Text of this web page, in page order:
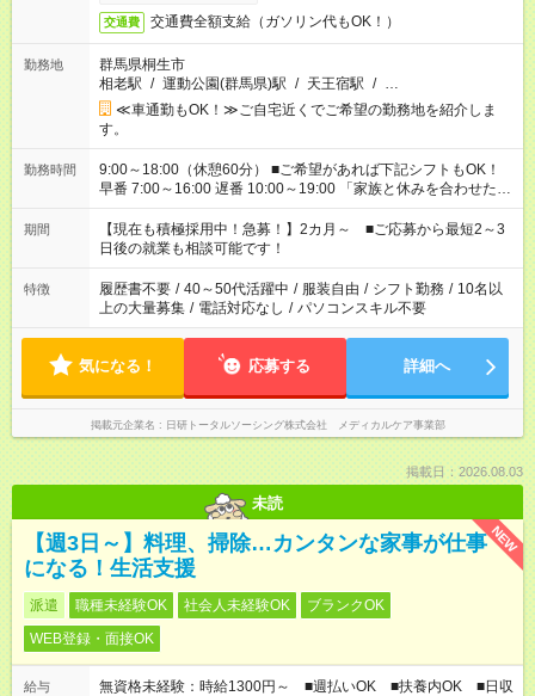
交通費 交通費全額支給（ガソリン代もOK！）
勤務地
群馬県桐生市
相老駅 / 運動公園(群馬県)駅 / 天王宿駅 / …
≪車通勤もOK！≫ご自宅近くでご希望の勤務地を紹介しま
す。
勤務時間
9:00～18:00（休憩60分） ■ご希望があれば下記シフトもOK！
早番 7:00～16:00 遅番 10:00～19:00 「家族と休みを合わせた
い」 「余裕を持って夕飯の準備がしたい」 「できれば残業はし
たくない」 など、ご希望を教えてくださいね。 ※Wワーク希望
の方へ 今ご覧のお仕事で希望する勤務時間と、もう1つのお仕事
の勤務時間。 合計で週40時間を超える場合は応募できません。
期間
【現在も積極採用中！急募！】2カ月～ ■ご応募から最短2～3
日後の就業も相談可能です！
特徴 履歴書不要 / 40～50代活躍中 / 服装自由 / シフト勤務 / 10名以
上の大量募集 / 電話対応なし / パソコンスキル不要
気になる！ 応募する 詳細へ
掲載元企業名 日研トータルソーシング株式会社 メディカルケア事業部
掲載日：2026.08.03
未読
NEW
【週3日～】料理、掃除…カンタンな家事が仕事
になる！生活支援
派遣 職種未経験OK 社会人未経験OK
ブランクOK
WEB登録・面接OK
給与
無資格未経験：時給1300円～ ■週払いOK ■扶養内OK ■日収